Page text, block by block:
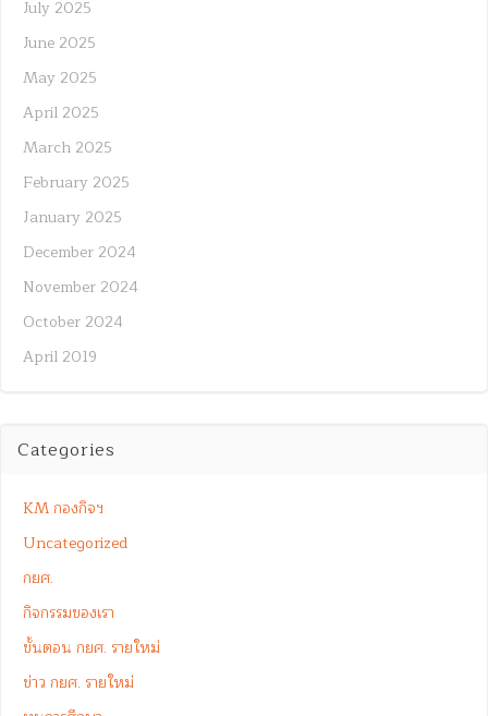
July 2025
June 2025
May 2025
April 2025
March 2025
February 2025
January 2025
December 2024
November 2024
October 2024
April 2019
Categories
KM กองกิจฯ
Uncategorized
กยศ.
กิจกรรมของเรา
ขั้นตอน กยศ. รายใหม่
ข่าว กยศ. รายใหม่